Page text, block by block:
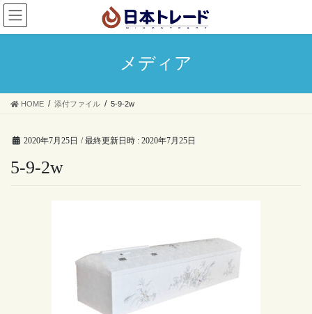
コ
ン
テ
ス
ナ
ビ
ゲ
ン
メディア
HOME 添付ファイル 5-9-2w
2020年7月25日 / 最終更新日時 : 2020年7月25日
5-9-2w